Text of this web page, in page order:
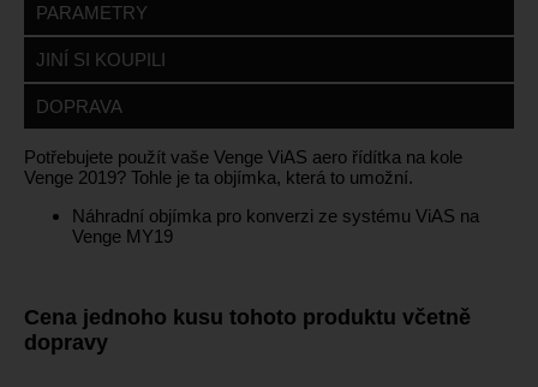
PARAMETRY
JINÍ SI KOUPILI
DOPRAVA
Potřebujete použít vaše Venge ViAS aero řídítka na kole
Venge 2019? Tohle je ta objímka, která to umožní.
Náhradní objímka pro konverzi ze systému ViAS na
Venge MY19
Cena jednoho kusu tohoto produktu včetně
dopravy